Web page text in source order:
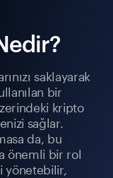
saklayarak
bir
kripto
sağlar.
da, bu
önemli bir rol
yönetebilir,